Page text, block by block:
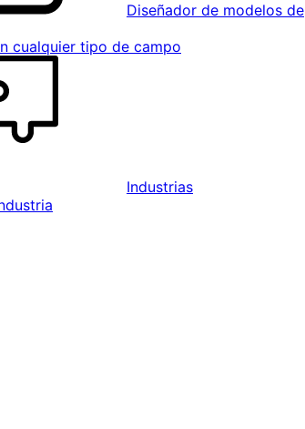
Diseñador de modelos de
cualquier tipo de campo
Industrias